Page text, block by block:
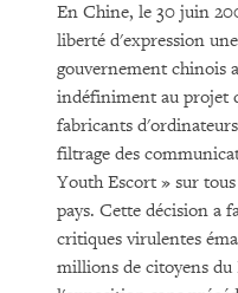
En Chine, le 30 juin
liberté d'expression
gouvernement chinois
indéfiniment au projet
fabricants
filtrage des
Youth Escort » sur
pays. Cette décision a
critiques virulentes
millions de citoyens